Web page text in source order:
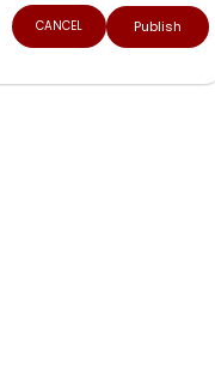
CANCEL Publish